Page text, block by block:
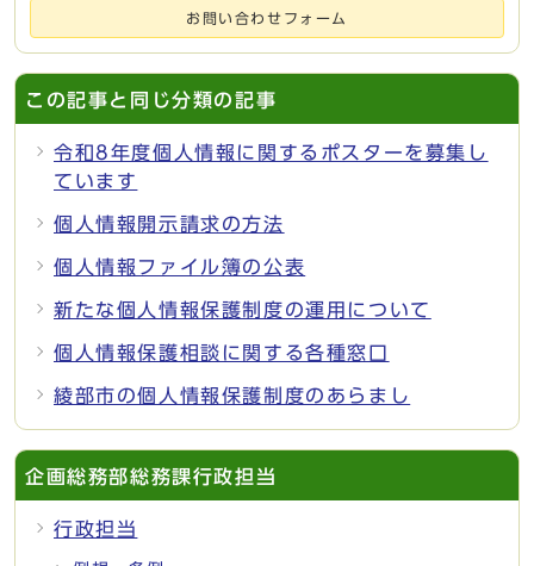
お問い合わせフォーム
この記事と同じ分類の記事
令和8年度個人情報に関するポスターを募集し
ています
個人情報開示請求の方法
個人情報ファイル簿の公表
新たな個人情報保護制度の運用について
個人情報保護相談に関する各種窓口
綾部市の個人情報保護制度のあらまし
企画総務部総務課行政担当
行政担当